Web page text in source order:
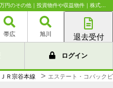
エステート・コバックビル 北海道旭川市東光四条1丁目4,880万円のその他｜投資物件や収益物件｜株式会社丸正池田
帯広 旭川 退去受付
旭川店
ログイン
ＪＲ宗谷本線 > エステート・コバック